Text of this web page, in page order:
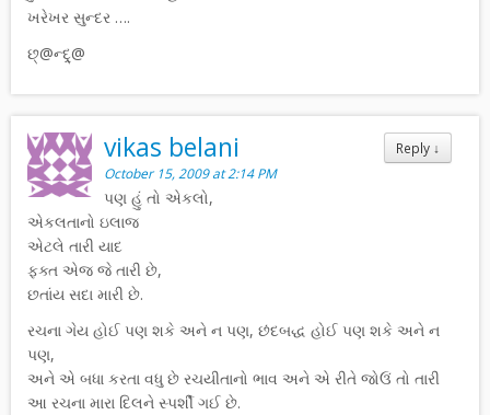
ખરેખર સુન્દર ….
છ્@ન્દ્ર્@
Reply ↓
vikas belani
October 15, 2009 at 2:14 PM
પણ હું તો એકલો,
એકલતાનો ઇલાજ
એટલે તારી યાદ
ફક્ત એજ જે તારી છે,
છતાંય સદા મારી છે.
રચના ગેય હોઈ પણ શકે અને ન પણ, છંદબદ્ધ હોઈ પણ શકે અને ન
પણ,
અને એ બધા કરતા વધુ છે રચયીતાનો ભાવ અને એ રીતે જોઉં તો તારી
આ રચના મારા દિલને સ્પર્શી ગઈ છે.